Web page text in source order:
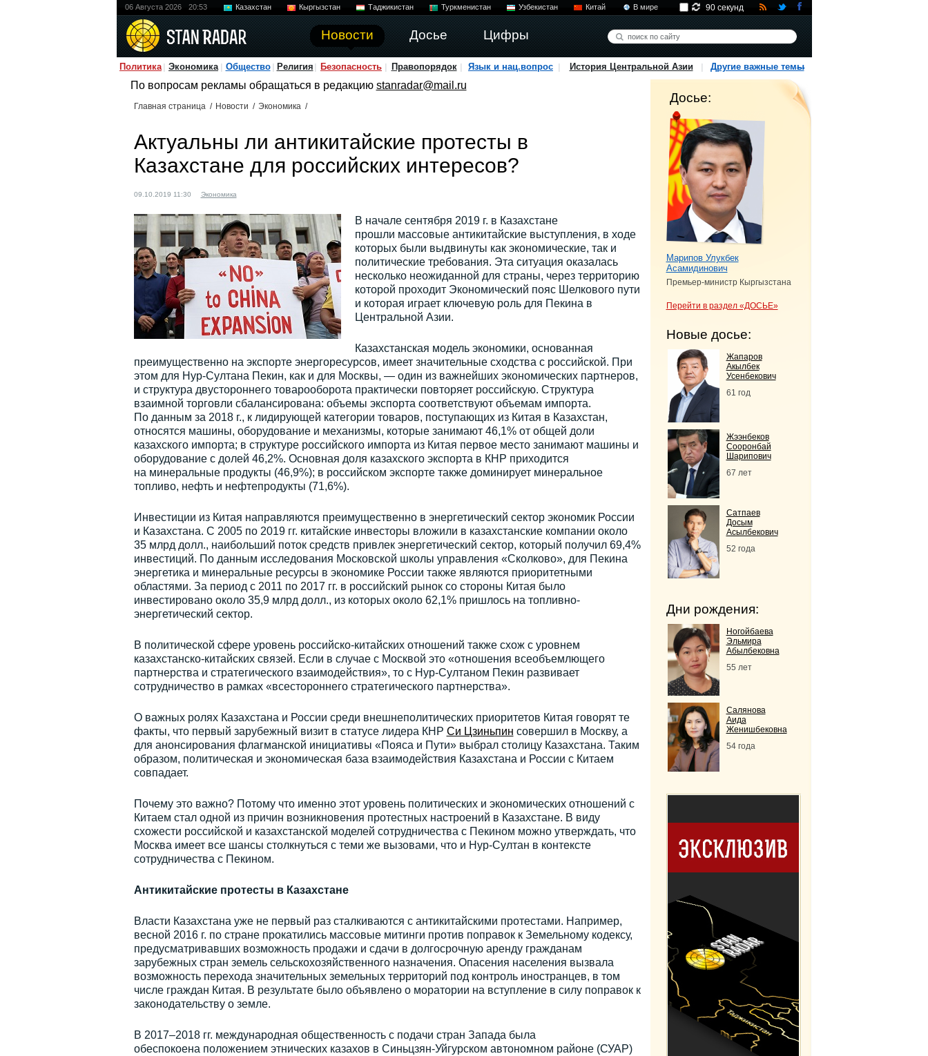
06 Августа 2026 20:53 Казахстан Кыргызстан Таджикистан Туркменистан Узбекистан Китай В мире
Новости Досье Цифры
90 секунд
Политика Экономика Общество Религия Безопасность Правопорядок Язык и нац.вопрос История Центральной Азии Другие важные темы
По вопросам рекламы обращаться в редакцию stanradar@mail.ru
Главная страница / Новости / Экономика /
Актуальны ли антикитайские протесты в
Казахстане для российских интересов?
09.10.2019 11:30 Экономика
В начале сентября 2019 г. в Казахстане
прошли массовые антикитайские выступления, в ходе
которых были выдвинуты как экономические, так и
политические требования. Эта ситуация оказалась
несколько неожиданной для страны, через территорию
которой проходит Экономический пояс Шелкового пути
и которая играет ключевую роль для Пекина в
Центральной Азии.
Казахстанская модель экономики, основанная
преимущественно на экспорте энергоресурсов, имеет значительные сходства с российской. При
этом для Нур-Султана Пекин, как и для Москвы, — один из важнейших экономических партнеров,
и структура двустороннего товарооборота практически повторяет российскую. Структура
взаимной торговли сбалансирована: объемы экспорта соответствуют объемам импорта.
По данным за 2018 г., к лидирующей категории товаров, поступающих из Китая в Казахстан,
относятся машины, оборудование и механизмы, которые занимают 46,1% от общей доли
казахского импорта; в структуре российского импорта из Китая первое место занимают машины и
оборудование с долей 46,2%. Основная доля казахского экспорта в КНР приходится
на минеральные продукты (46,9%); в российском экспорте также доминирует минеральное
топливо, нефть и нефтепродукты (71,6%).
Инвестиции из Китая направляются преимущественно в энергетический сектор экономик России
и Казахстана. С 2005 по 2019 гг. китайские инвесторы вложили в казахстанские компании около
35 млрд долл., наибольший поток средств привлек энергетический сектор, который получил 69,4%
инвестиций. По данным исследования Московской школы управления «Сколково», для Пекина
энергетика и минеральные ресурсы в экономике России также являются приоритетными
областями. За период с 2011 по 2017 гг. в российский рынок со стороны Китая было
инвестировано около 35,9 млрд долл., из которых около 62,1% пришлось на топливно-
энергетический сектор.
В политической сфере уровень российско-китайских отношений также схож с уровнем
казахстанско-китайских связей. Если в случае с Москвой это «отношения всеобъемлющего
партнерства и стратегического взаимодействия», то с Нур-Султаном Пекин развивает
сотрудничество в рамках «всестороннего стратегического партнерства».
О важных ролях Казахстана и России среди внешнеполитических приоритетов Китая говорят те
факты, что первый зарубежный визит в статусе лидера КНР Си Цзиньпин совершил в Москву, а
для анонсирования флагманской инициативы «Пояса и Пути» выбрал столицу Казахстана. Таким
образом, политическая и экономическая база взаимодействия Казахстана и России с Китаем
совпадает.
Почему это важно? Потому что именно этот уровень политических и экономических отношений с
Китаем стал одной из причин возникновения протестных настроений в Казахстане. В виду
схожести российской и казахстанcкой моделей сотрудничества с Пекином можно утверждать, что
Москва имеет все шансы столкнуться с теми же вызовами, что и Нур-Султан в контексте
сотрудничества с Пекином.
Антикитайские протесты в Казахстане
Власти Казахстана уже не первый раз сталкиваются с антикитайскими протестами. Например,
весной 2016 г. по стране прокатились массовые митинги против поправок к Земельному кодексу,
предусматривавших возможность продажи и сдачи в долгосрочную аренду гражданам
зарубежных стран земель сельскохозяйственного назначения. Опасения населения вызвала
возможность перехода значительных земельных территорий под контроль иностранцев, в том
числе граждан Китая. В результате было объявлено о моратории на вступление в силу поправок к
законодательству о земле.
В 2017–2018 гг. международная общественность с подачи стран Запада была
обеспокоена положением этнических казахов в Синьцзян-Уйгурском автономном районе (СУАР)
Досье:
Марипов Улукбек
Асамидинович
Премьер-министр Кыргызстана
Перейти в раздел «ДОСЬЕ»
Новые досье:
Жапаров
Акылбек
Усенбекович
61 год
Жээнбеков
Сооронбай
Шарипович
67 лет
Сатпаев
Досым
Асылбекович
52 года
Дни рождения:
Ногойбаева
Эльмира
Абылбековна
55 лет
Салянова
Аида
Женишбековна
54 года